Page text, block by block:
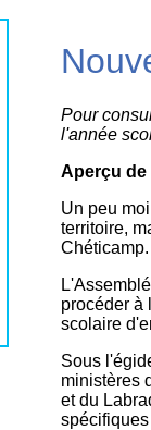
Pour
l'année
Aperçu de
Un peu
territoire,
Chéticamp.
procéder à
scolaire
Sous
ministères
et du